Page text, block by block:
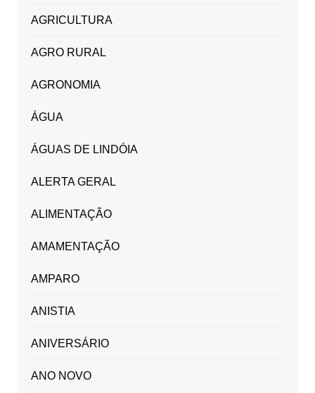
AGRICULTURA
AGRO RURAL
AGRONOMIA
ÁGUA
ÁGUAS DE LINDÓIA
ALERTA GERAL
ALIMENTAÇÃO
AMAMENTAÇÃO
AMPARO
ANISTIA
ANIVERSÁRIO
ANO NOVO